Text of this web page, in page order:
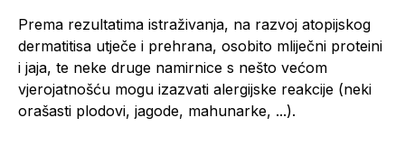
Prema rezultatima istraživanja, na razvoj atopijskog
dermatitisa utječe i prehrana, osobito mliječni proteini
i jaja, te neke druge namirnice s nešto većom
vjerojatnošću mogu izazvati alergijske reakcije (neki
orašasti plodovi, jagode, mahunarke, ...).